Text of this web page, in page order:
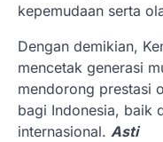
kepemudaan serta
Dengan demikian,
mencetak generasi
mendorong prestasi
bagi Indonesia, baik
internasional. Asti